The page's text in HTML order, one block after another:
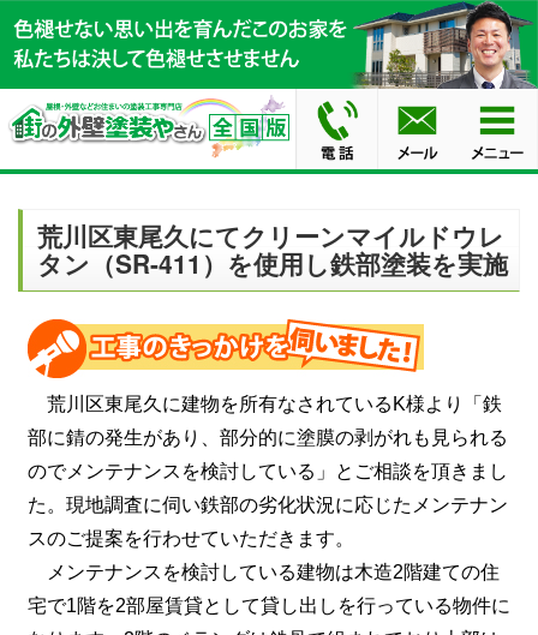
荒川区東尾久にてクリーンマイルドウレ
タン（SR-411）を使用し鉄部塗装を実施
荒川区東尾久に建物を所有なされているK様より「鉄
部に錆の発生があり、部分的に塗膜の剥がれも見られる
のでメンテナンスを検討している」とご相談を頂きまし
た。現地調査に伺い鉄部の劣化状況に応じたメンテナン
スのご提案を行わせていただきます。
メンテナンスを検討している建物は木造2階建ての住
宅で1階を2部屋賃貸として貸し出しを行っている物件に